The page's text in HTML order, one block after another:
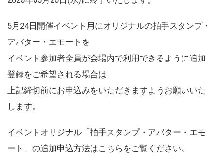
5月24日開催イベント用にオリジナルの拍手スタンプ・
アバター・エモートを
イベント参加者全員が会場内で利用できるように追加
登録をご希望される場合は
上記締切前にお申込みをいただきますようお願いいた
します。
イベントオリジナル「拍手スタンプ・アバター・エモ
ート」の追加申込方法はこちら をご覧ください。